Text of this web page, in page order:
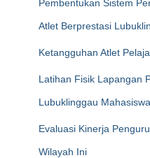
Pembentukan Sistem
Atlet Berprestasi
Ketangguhan Atlet
Latihan Fisik Lapangan
Lubuklinggau
Evaluasi Kinerja
Wilayah Ini